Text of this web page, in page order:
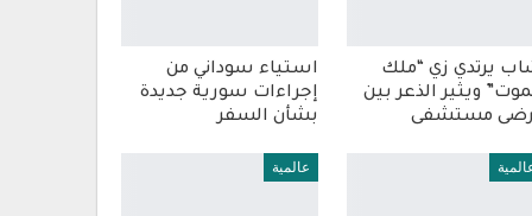
يرتدي زي “ملك
ويثير الذعر بين
مستشفى
استياء سوداني من
إجراءات سورية جديدة
بشأن السفر
عالمية